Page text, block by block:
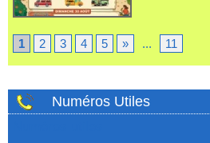
1 2 3 4 5 » ... 11
Numéros Utiles